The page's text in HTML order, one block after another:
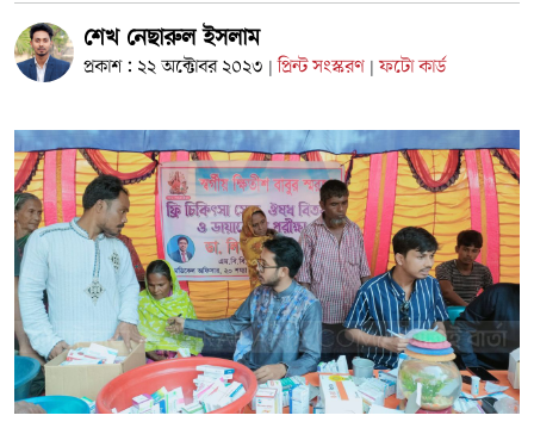
শেখ নেছারুল ইসলাম
প্রকাশ : ২২ অক্টোবর ২০২৩ | প্রিন্ট সংস্করণ | ফটো কার্ড